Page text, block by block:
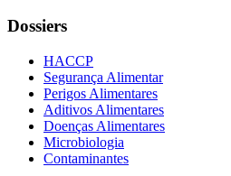
Dossiers
HACCP
Segurança Alimentar
Perigos Alimentares
Aditivos Alimentares
Doenças Alimentares
Microbiologia
Contaminantes